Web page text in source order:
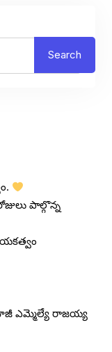
Search
పాల్గొన్న
ఎమ్మెల్యే రాజయ్య